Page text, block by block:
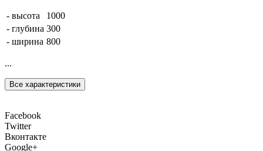
- высота
1000
- глубина 300
- ширина 800
...
Все характеристики
Facebook
Twitter
Вконтакте
Google+